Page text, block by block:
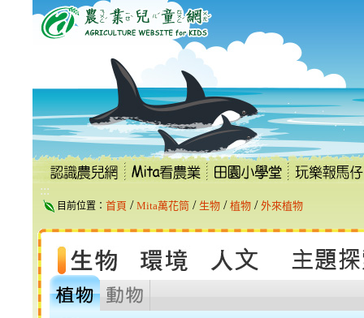
到
內
容
區
:::
目前位置： 首頁 / Mita萬花筒 / 生物 / 植物 / 外來植物